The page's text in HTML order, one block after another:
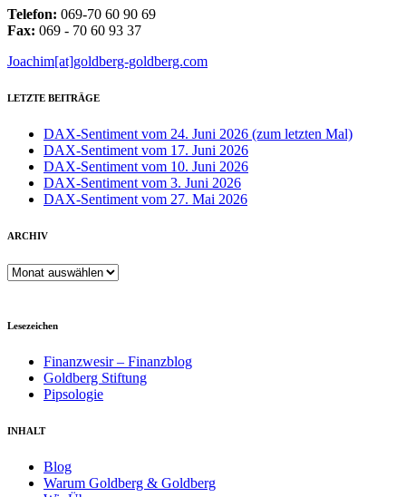
Telefon: 069-70 60 90 69
Fax: 069 - 70 60 93 37
Joachim[at]goldberg-goldberg.com
LETZTE BEITRÄGE
DAX-Sentiment vom 24. Juni 2026 (zum letzten Mal)
DAX-Sentiment vom 17. Juni 2026
DAX-Sentiment vom 10. Juni 2026
DAX-Sentiment vom 3. Juni 2026
DAX-Sentiment vom 27. Mai 2026
ARCHIV
ARCHIV
Lesezeichen
Finanzwesir – Finanzblog
Goldberg Stiftung
Pipsologie
INHALT
Blog
Warum Goldberg & Goldberg